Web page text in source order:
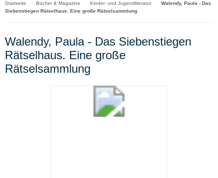
Startseite Bücher & Magazine Kinder- und Jugendliteratur
Walendy, Paula - Das
Siebenstiegen Rätselhaus. Eine große Rätselsammlung
Walendy, Paula - Das Siebenstiegen
Rätselhaus. Eine große
Rätselsammlung